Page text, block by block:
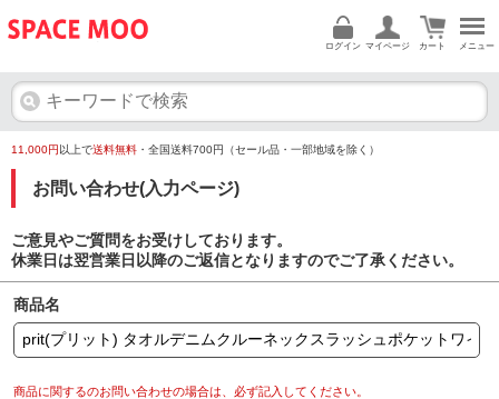
メニュー
カート
マイページ
ログイン
11,000円 以上で送料無料 ・全国送料700円（セール品・一部地域を除く）
お問い合わせ(入力ページ)
ご意見やご質問をお受けしております。
休業日は翌営業日以降のご返信となりますのでご了承ください。
商品名
商品に関するのお問い合わせの場合は、必ず記入してください。